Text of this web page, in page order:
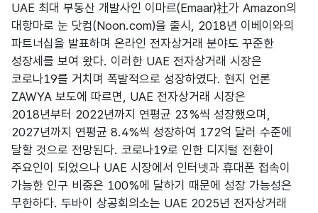
UAE 최대 부동산 개발사인 이마르(Emaar)社가 Amazon의
대항마로 눈 닷컴(Noon.com)을 출시, 2018년 이베이와의
파트너십을 발표하며 온라인 전자상거래 분야도 꾸준한
성장세를 보여 왔다. 이러한 UAE 전자상거래 시장은
코로나19를 거치며 폭발적으로 성장하였다. 현지 언론
ZAWYA 보도에 따르면, UAE 전자상거래 시장은
2018년부터 2022년까지 연평균 23%씩 성장했으며,
2027년까지 연평균 8.4%씩 성장하여 172억 달러 수준에
달할 것으로 전망된다. 코로나19로 인한 디지털 전환이
주요인이 되었으나 UAE 시장에서 인터넷과 휴대폰 접속이
가능한 인구 비중은 100%에 달하기 때문에 성장 가능성은
무한하다. 두바이 상공회의소는 UAE 2025년 전자상거래